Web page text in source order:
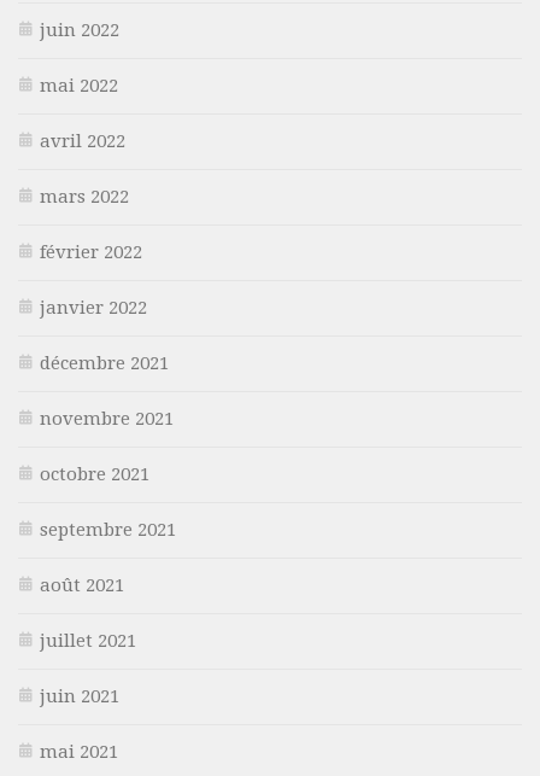
juin 2022
mai 2022
avril 2022
mars 2022
février 2022
janvier 2022
décembre 2021
novembre 2021
octobre 2021
septembre 2021
août 2021
juillet 2021
juin 2021
mai 2021